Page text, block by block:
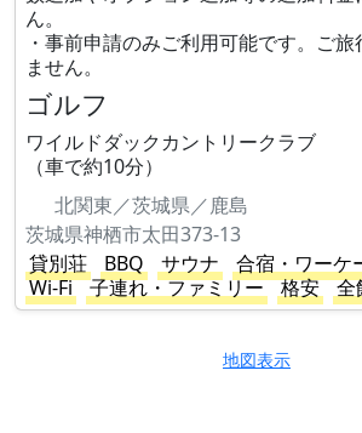
ん。
・事前申請のみご利用可能です。ご
ません。
ゴルフ
ワイルドダックカントリークラブ
（車で約10分）
北関東／茨城県／鹿島
茨城県神栖市太田373-13
貸別荘
BBQ サウナ
合宿・ワーケ
Wi-Fi
子連れ・ファミリー 格安 全
地図表示